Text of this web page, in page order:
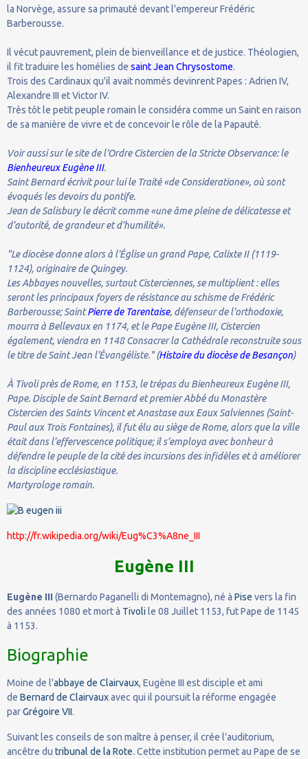
la Norvège, assure sa primauté devant l'empereur Frédéric
Barberousse.
Il vécut pauvrement, plein de bienveillance et de justice. Théologien,
il fit traduire les homélies de saint Jean Chrysostome.
Trois des Cardinaux qu'il avait nommés devinrent Papes : Adrien IV,
Alexandre III et Victor IV.
Très tôt le petit peuple romain le considéra comme un Saint en raison
de sa manière de vivre et de concevoir le rôle de la Papauté.
Voir aussi sur le site de l'Ordre Cistercien de la Stricte Observance: le
Bienheureux Eugène III.
Saint Bernard écrivit pour lui le Traité «de Consideratione», où sont
évoqués les devoirs du pontife.
Jean de Salisbury le décrit comme «une âme pleine de délicatesse et
d’autorité, de grandeur et d’humilité».
"Le diocèse donne alors à l'Église un grand Pape, Calixte II (1119-
1124), originaire de Quingey.
Les Abbayes nouvelles, surtout Cisterciennes, se multiplient : elles
seront les principaux foyers de résistance au schisme de Frédéric
Barberousse; SaintPierre de Tarentaise, défenseur de l'orthodoxie,
mourra à Bellevaux en 1174, et le Pape Eugène III, Cistercien
également, viendra en 1148 Consacrer la Cathédrale reconstruite sous
le titre de Saint Jean l'Évangéliste." (Histoire du diocèse de Besançon)
À Tivoli près de Rome, en 1153, le trépas du Bienheureux Eugène III,
Pape. Disciple de Saint Bernard et premier Abbé du Monastère
Cistercien des Saints Vincent et Anastase aux Eaux Salviennes (Saint-
Paul aux Trois Fontaines), il fut élu au siège de Rome, alors que la ville
était dans l’effervescence politique; il s’employa avec bonheur à
défendre le peuple de la cité des incursions des infidèles et à améliorer
la discipline ecclésiastique.
Martyrologe romain.
http://fr.wikipedia.org/wiki/Eug%C3%A8ne_III
Eugène III
Eugène III (Bernardo Paganelli di Montemagno), né à Pise vers la fin
des années 1080 et mort à Tivoli le 08 Juillet 1153, fut Pape de 1145
à 1153.
Biographie
Moine de l'abbaye de Clairvaux, Eugène III est disciple et ami
de Bernard de Clairvauxavec qui il poursuit la réforme engagée
parGrégoire VII.
Suivant les conseils de son maître à penser, il crée l'auditorium,
ancêtre du tribunal de la Rote. Cette institution permet au Pape de se